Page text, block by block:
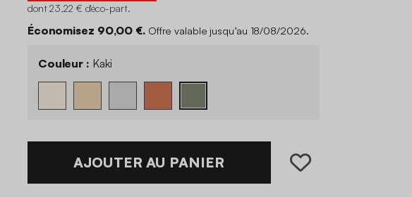
dont 23,22 € d'éco-part.
Économisez 90,00 €. Offre valable jusqu’au 18/08/2026.
Couleur : Kaki
AJOUTER AU PANIER